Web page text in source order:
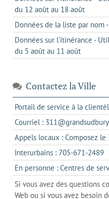
du 12 août au 18 août
Données de la liste par nom
Données sur l'itinérance -
du 5 août au 11 août
Contactez la Ville
Portail de service à la
Courriel :
Appels locaux : Composez le
Interurbains : 705-671-2489
En personne : Centres de
Si vous avez des questions
Web ou si vous avez besoin